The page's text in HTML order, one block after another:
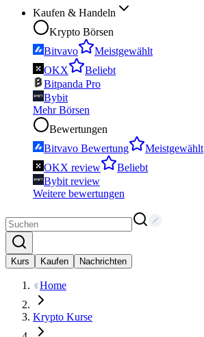
Kaufen & Handeln
Krypto Börsen
Bitvavo
Meistgewählt
OKX
Beliebt
Bitpanda Pro
Bybit
Mehr Börsen
Bewertungen
Bitvavo Bewertung
Meistgewählt
OKX review
Beliebt
Bybit review
Weitere bewertungen
Kurs Kaufen Nachrichten
Home
Krypto Kurse